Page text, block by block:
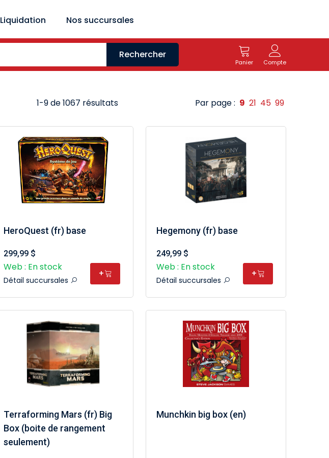
Liquidation Nos succursales
Rechercher
Panier Compte
1-9 de 1067 résultats Par page : 9 21 45 99
HeroQuest (fr) base
299,99 $
Web : En stock
Détail succursales
+
Hegemony (fr) base
249,99 $
Web : En stock
Détail succursales
+
Terraforming Mars (fr) Big
Box (boite de rangement
seulement)
Munchkin big box (en)